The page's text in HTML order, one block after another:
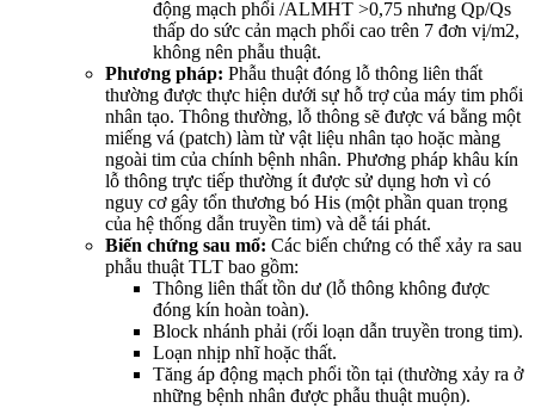
động mạch phổi /ALMHT >0,75 nhưng Qp/Qs
thấp do sức cản mạch phổi cao trên 7 đơn vị/m2,
không nên phẫu thuật.
Phương pháp: Phẫu thuật đóng lỗ thông liên thất
thường được thực hiện dưới sự hỗ trợ của máy tim phổi
nhân tạo. Thông thường, lỗ thông sẽ được vá bằng một
miếng vá (patch) làm từ vật liệu nhân tạo hoặc màng
ngoài tim của chính bệnh nhân. Phương pháp khâu kín
lỗ thông trực tiếp thường ít được sử dụng hơn vì có
nguy cơ gây tổn thương bó His (một phần quan trọng
của hệ thống dẫn truyền tim) và dễ tái phát.
Biến chứng sau mổ: Các biến chứng có thể xảy ra sau
phẫu thuật TLT bao gồm:
Thông liên thất tồn dư (lỗ thông không được
đóng kín hoàn toàn).
Block nhánh phải (rối loạn dẫn truyền trong tim).
Loạn nhịp nhĩ hoặc thất.
Tăng áp động mạch phổi tồn tại (thường xảy ra ở
những bệnh nhân được phẫu thuật muộn).